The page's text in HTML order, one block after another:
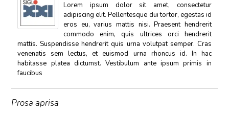
Lorem ipsum dolor sit amet, consectetur
adipiscing elit. Pellentesque dui tortor, egestas id
eros eu, varius mattis nisi. Praesent hendrerit
commodo enim, quis ultrices orci hendrerit
mattis. Suspendisse hendrerit quis urna volutpat semper. Cras
venenatis sem lectus, et euismod urna rhoncus id. In hac
habitasse platea dictumst. Vestibulum ante ipsum primis in
faucibus
Prosa aprisa